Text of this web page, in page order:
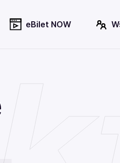
eBilet NOW